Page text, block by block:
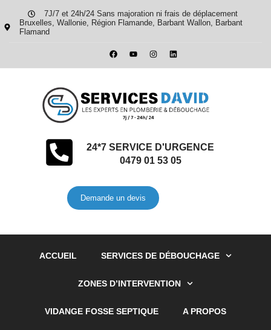
7J/7 et 24h/24 Sans majoration ni frais de déplacement
Bruxelles, Wallonie, Région Flamande, Barbant Wallon, Barbant
Flamand
24*7 SERVICE D'URGENCE
0479 01 53 05
Demande un devis
ACCUEIL SERVICES DE DÉBOUCHAGE
ZONES D’INTERVENTION
VIDANGE FOSSE SEPTIQUE A PROPOS